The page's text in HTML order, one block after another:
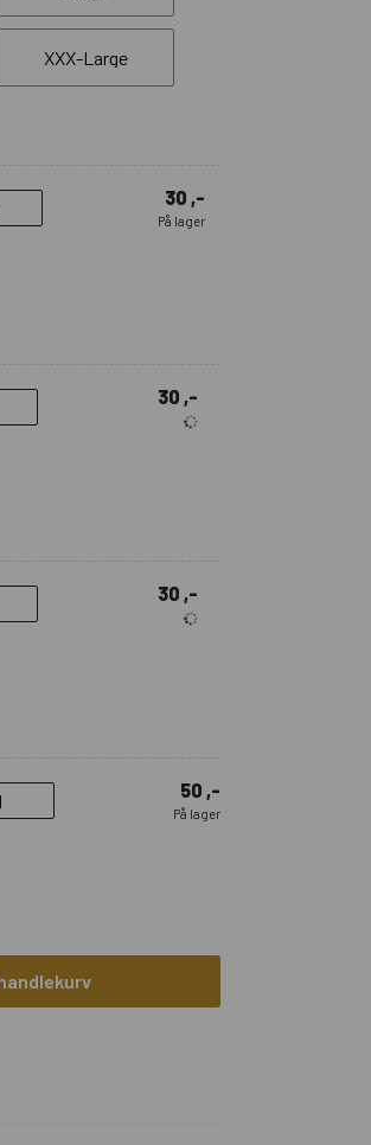
XXX-Large
30 ,-
På lager
30 ,-
30 ,-
50 ,-
På lager